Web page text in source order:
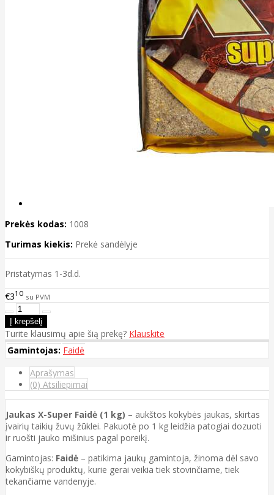
Prekės kodas: 1008
Turimas kiekis: Prekė sandėlyje
Pristatymas 1-3d.d.
€310 su PVM
Turite klausimų apie šią prekę? Klauskite
Gamintojas: Faidė
Aprašymas
(0) Atsiliepimai
Jaukas X-Super Faidė (1 kg) – aukštos kokybės jaukas, skirtas
įvairių taikių žuvų žūklei. Pakuotė po 1 kg leidžia patogiai dozuoti
ir ruošti jauko mišinius pagal poreikį.
Gamintojas: Faidė – patikima jaukų gamintoja, žinoma dėl savo
kokybiškų produktų, kurie gerai veikia tiek stovinčiame, tiek
tekančiame vandenyje.